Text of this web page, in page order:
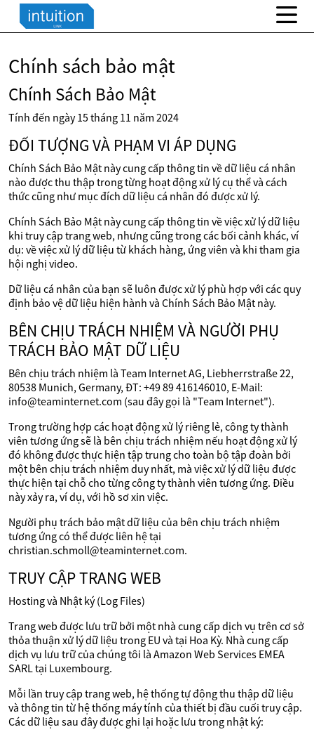
Chính sách bảo mật
Chính Sách Bảo Mật
Tính đến ngày 15 tháng 11 năm 2024
ĐỐI TƯỢNG VÀ PHẠM VI ÁP DỤNG
Chính Sách Bảo Mật này cung cấp thông tin về dữ liệu cá nhân
nào được thu thập trong từng hoạt động xử lý cụ thể và cách
thức cũng như mục đích dữ liệu cá nhân đó được xử lý.
Chính Sách Bảo Mật này cung cấp thông tin về việc xử lý dữ liệu
khi truy cập trang web, nhưng cũng trong các bối cảnh khác, ví
dụ: về việc xử lý dữ liệu từ khách hàng, ứng viên và khi tham gia
hội nghị video.
Dữ liệu cá nhân của bạn sẽ luôn được xử lý phù hợp với các quy
định bảo vệ dữ liệu hiện hành và Chính Sách Bảo Mật này.
BÊN CHỊU TRÁCH NHIỆM VÀ NGƯỜI PHỤ
TRÁCH BẢO MẬT DỮ LIỆU
Bên chịu trách nhiệm là Team Internet AG, Liebherrstraße 22,
80538 Munich, Germany, ĐT: +49 89 416146010, E-Mail:
info@teaminternet.com (sau đây gọi là "Team Internet").
Trong trường hợp các hoạt động xử lý riêng lẻ, công ty thành
viên tương ứng sẽ là bên chịu trách nhiệm nếu hoạt động xử lý
đó không được thực hiện tập trung cho toàn bộ tập đoàn bởi
một bên chịu trách nhiệm duy nhất, mà việc xử lý dữ liệu được
thực hiện tại chỗ cho từng công ty thành viên tương ứng. Điều
này xảy ra, ví dụ, với hồ sơ xin việc.
Người phụ trách bảo mật dữ liệu của bên chịu trách nhiệm
tương ứng có thể được liên hệ tại
christian.schmoll@teaminternet.com.
TRUY CẬP TRANG WEB
Hosting và Nhật ký (Log Files)
Trang web được lưu trữ bởi một nhà cung cấp dịch vụ trên cơ sở
thỏa thuận xử lý dữ liệu trong EU và tại Hoa Kỳ. Nhà cung cấp
dịch vụ lưu trữ của chúng tôi là Amazon Web Services EMEA
SARL tại Luxembourg.
Mỗi lần truy cập trang web, hệ thống tự động thu thập dữ liệu
và thông tin từ hệ thống máy tính của thiết bị đầu cuối truy cập.
Các dữ liệu sau đây được ghi lại hoặc lưu trong nhật ký: